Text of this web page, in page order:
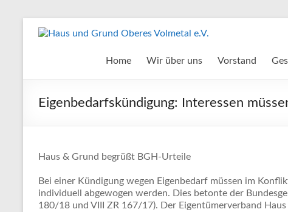
InhaltHaus
Oberes
e.V.
Home Wir über uns Vorstand
Eigenbedarfskündigung: Interessen
Haus & Grund begrüßt BGH-Urteile
Bei einer Kündigung wegen Eigenbedarf müssen im
individuell abgewogen werden. Dies betonte der
180/18 und VIII ZR 167/17). Der Eigentümerverband